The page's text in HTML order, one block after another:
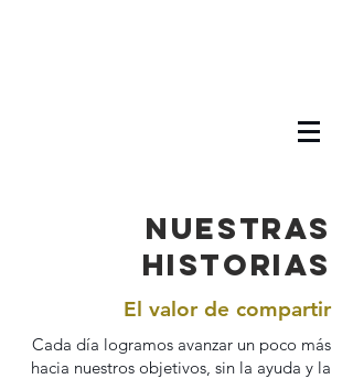
Nuestras
historias
El valor de compartir
Cada día logramos avanzar un poco más
hacia nuestros objetivos, sin la ayuda y la